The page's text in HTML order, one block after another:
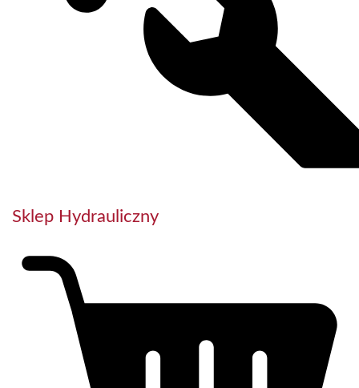
Sklep Hydrauliczny